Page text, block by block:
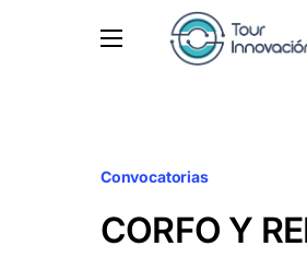
Convocatorias
CORFO Y